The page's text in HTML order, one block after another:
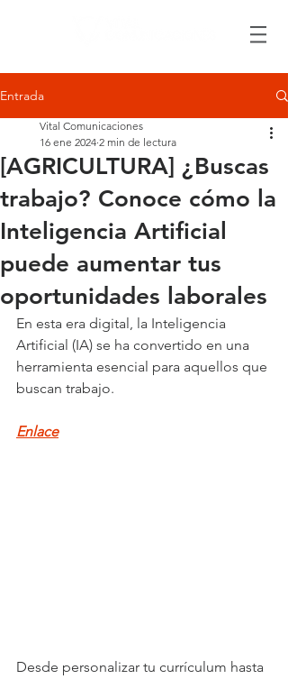
Entrada
[AGRICULTURA] ¿Buscas
trabajo? Conoce cómo la
Inteligencia Artificial
puede aumentar tus
oportunidades laborales
Vital Comunicaciones
16 ene 2024 2 min de lectura
En esta era digital, la Inteligencia
Artificial (IA) se ha convertido en una
herramienta esencial para aquellos que
buscan trabajo.
Enlace
Desde personalizar tu currículum hasta